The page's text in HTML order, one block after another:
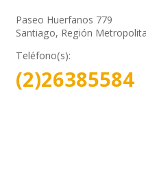
Paseo Huerfanos 779
Santiago, Región
Teléfono(s):
(2)26385584